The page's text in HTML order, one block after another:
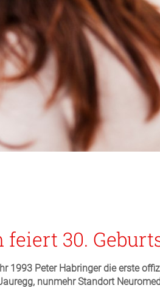
30.
1993 Peter Habringer die erste
nunmehr Standort